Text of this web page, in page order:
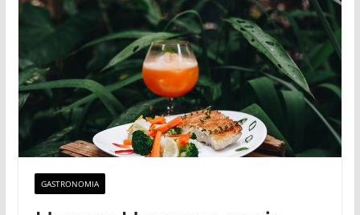
GASTRONOMIA